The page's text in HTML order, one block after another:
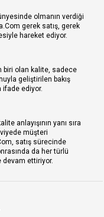
olmanın verdiği
gerek satış, gerek
hareket ediyor.
biri olan kalite, sadece
geliştirilen bakış
ifade ediyor.
anlayışının yanı sıra
müşteri
satış sürecinde
da her türlü
devam ettiriyor.